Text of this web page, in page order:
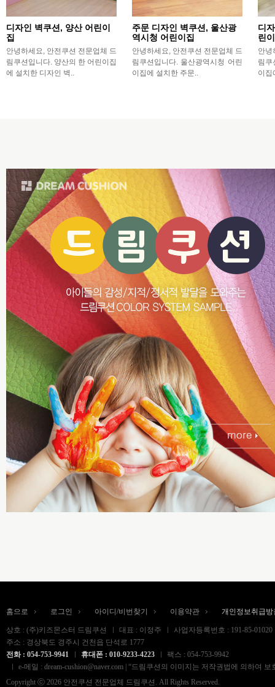
디자인 벽쿠션, 양산 어린이
집
안녕하세요, 안전쿠션 전문업체 드
림쿠션입니다. 양산의 한 어린이집
에 설치한 디자인 벽..
주문 디자인 벽쿠션, 울산광
역시청 어린이집
안녕하세요, 안전쿠션 전문업체 드
림쿠션입니다. 울산광역시청 어린
이집에 설치한 주문..
디
린
안녕
림쿠
이집
홈으로 로그인 아이디/비번찾기 이용약관 개인정보취급방
상호 : (주)키즈몬스터 드림쿠션 대표 : 이정주
사업자등록번호 : 191-85-01020
주소 : 경상북도 경주시 건천읍 단석로 1777
전화 : 054-753-9941
휴대폰 : 010-9233-4223
팩스 : 054-753-9942
e-메일 : dream-cushion@naver.com | “드림쿠션의 이미지는 저작권법에 의하
Copyright ⓒ 2026 안전쿠션 전문업체 드림쿠션. All Rights Reserved.